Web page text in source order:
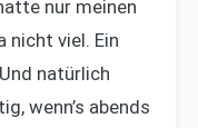
nur meinen
nicht viel. Ein
natürlich
wenn’s abends